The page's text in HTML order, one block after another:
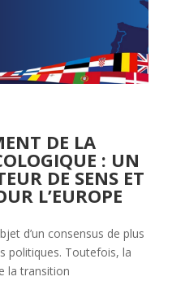
DE LA
: UN
DE SENS ET
L’EUROPE
d’un consensus de plus
politiques. Toutefois, la
la transition